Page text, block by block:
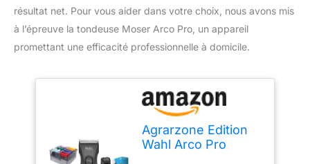
résultat net. Pour vous aider dans votre choix, nous avons mis
à l’épreuve la tondeuse Moser Arco Pro, un appareil
promettant une efficacité professionnelle à domicile.
Agrarzone Edition
Wahl Arco Pro